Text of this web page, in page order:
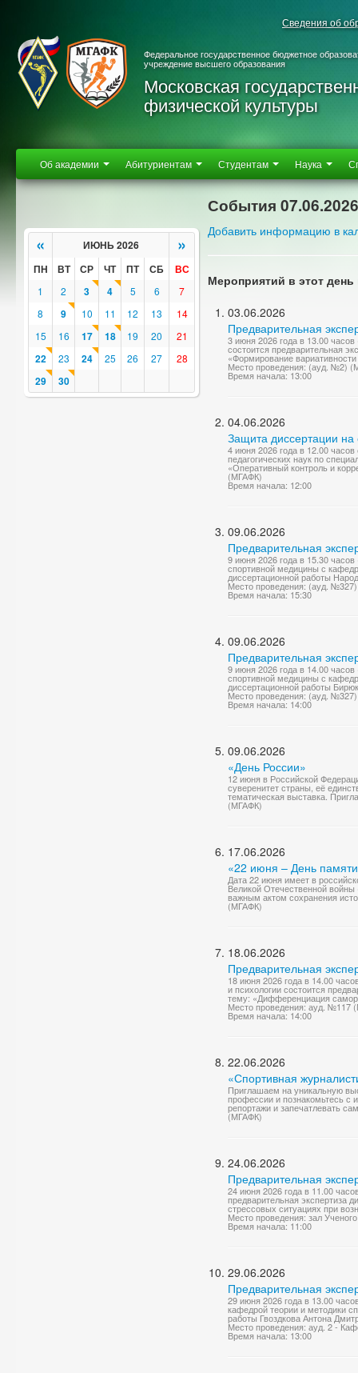
Сведения об
Федеральное государственное бюджетное
учреждение высшего образования
Московская
физической культуры
Об академии Абитуриентам Студентам Наука
« ИЮНЬ 2026 »
ПН ВТ СР ЧТ ПТ СБ ВС
1 2 3 4 5 6
7
8
9 10 11 12 13
14
15
16 17 18 19 20 21
22 23 24 25 26 27 28
29 30
События 07.06.2026
Добавить информацию в
Мероприятий в этот день
03.06.2026
Предварительная
3 июня 2026 года в 13.00
состоится предварительная
«Формирование
Место проведения: (ауд. №2)
Время начала: 13:00
04.06.2026
Защита диссертации на
4 июня 2026 года в 12.00
педагогических наук по
«Оперативный контроль и
(МГАФК)
Время начала: 12:00
09.06.2026
Предварительная
9 июня 2026 года в 15.30
спортивной медицины с
диссертационной работы
Место проведения: (ауд.
Время начала: 15:30
09.06.2026
Предварительная
9 июня 2026 года в 14.00
спортивной медицины с
диссертационной работы
Место проведения: (ауд.
Время начала: 14:00
09.06.2026
«День России»
12 июня в Российской
суверенитет страны, её
тематическая выставка.
(МГАФК)
17.06.2026
«22 июня – День
Дата 22 июня имеет в
Великой Отечественной войны
важным актом сохранения
(МГАФК)
18.06.2026
Предварительная
18 июня 2026 года в 14.00
и психологии состоится
тему: «Дифференциация
Место проведения: ауд. №117
Время начала: 14:00
22.06.2026
«Спортивная
Приглашаем на уникальную
профессии и познакомьтесь с
репортажи и запечатлевать
(МГАФК)
24.06.2026
Предварительная
24 июня 2026 года в 11.00
предварительная экспертиза
стрессовых ситуациях при
Место проведения: зал
Время начала: 11:00
29.06.2026
Предварительная
29 июня 2026 года в 13.00
кафедрой теории и методики
работы Гвоздкова Антона
Место проведения: ауд. 2 -
Время начала: 13:00